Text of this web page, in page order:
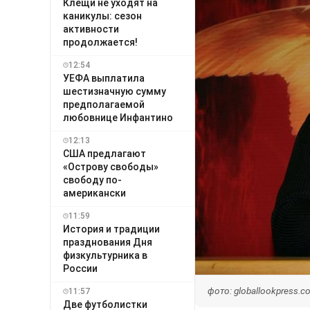
Клещи не уходят на
каникулы: сезон
активности
продолжается!
12:54
УЕФА выплатила
шестизначную сумму
предполагаемой
любовнице Инфантино
12:13
США предлагают
«Острову свободы»
свободу по-
американски
11:59
История и традиции
празднования Дня
физкультурника в
России
11:57
Две футболистки
фото: